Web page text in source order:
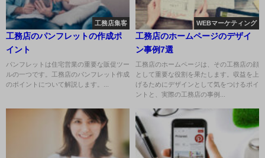
工務店集客
工務店のパンフレットの作成ポ
イント
パンフレットは住宅営業の重要な販促ツー
ルの一つです。工務店のパンフレット作成
のポイントについて解説します。...
WEBマーケティング
工務店のホームページのデザイ
ン事例7選
工務店のホームページは、その工務店の顔
として重要な役割を果たします。収益を上
げるためにデザインとして気をつけるポイ
ントと、実際の工務店の事例...